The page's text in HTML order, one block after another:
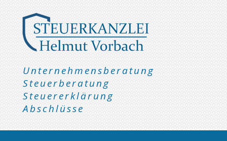
Unternehmensberatung
Steuerberatung
Steuererklärung
Abschlüsse